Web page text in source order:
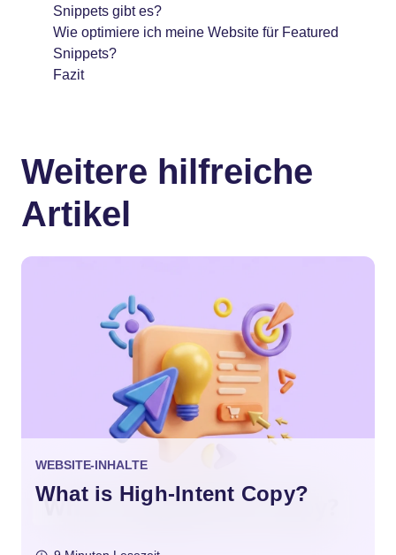
Snippets gibt es?
Wie optimiere ich meine Website für Featured
Snippets?
Fazit
Weitere hilfreiche
Artikel
WEBSITE-INHALTE
What is High-Intent Copy?